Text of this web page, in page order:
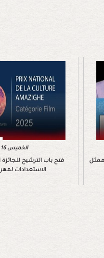
الخميس 16 يوليو 2026 - 13:57
فتح باب الترشيح
الاستعدادات